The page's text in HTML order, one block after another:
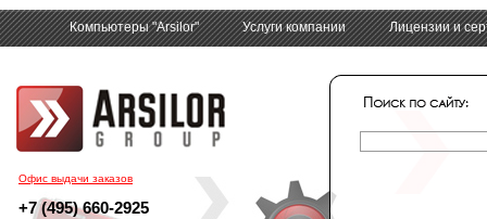
Офис выдачи заказов
+7 (495) 660-2925
Компьютеры "Arsilor" Услуги компании Лицензии и